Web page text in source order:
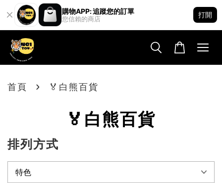
購物APP: 追蹤您的訂單
您信賴的商店
打開
首頁 › 🏅白熊百貨
🏅白熊百貨
排列方式